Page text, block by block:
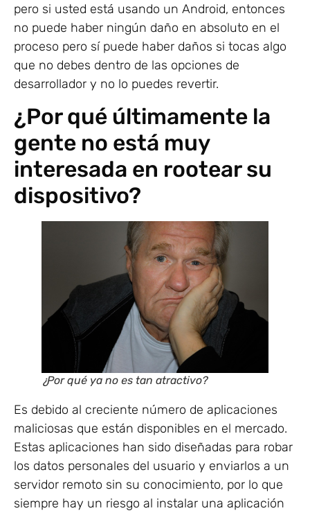
pero si usted está usando un Android, entonces
no puede haber ningún daño en absoluto en el
proceso pero sí puede haber daños si tocas algo
que no debes dentro de las opciones de
desarrollador y no lo puedes revertir.
¿Por qué últimamente la
gente no está muy
interesada en rootear su
dispositivo?
¿Por qué ya no es tan atractivo?
Es debido al creciente número de aplicaciones
maliciosas que están disponibles en el mercado.
Estas aplicaciones han sido diseñadas para robar
los datos personales del usuario y enviarlos a un
servidor remoto sin su conocimiento, por lo que
siempre hay un riesgo al instalar una aplicación